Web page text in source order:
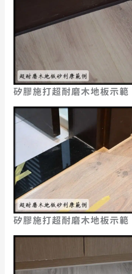
矽膠施打超耐磨木地板示範
矽膠施打超耐磨木地板示範